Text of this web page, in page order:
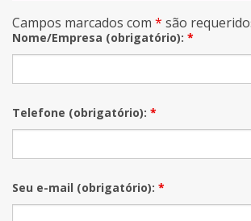
Campos marcados com * são
Nome/Empresa (obrigatório): *
Telefone (obrigatório): *
Seu e-mail (obrigatório): *